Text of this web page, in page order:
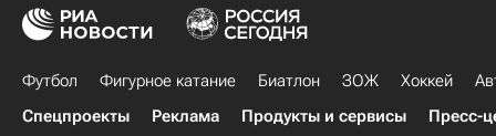
Футбол Фигурное катание Биатлон ЗОЖ Хоккей
Спецпроекты
Реклама Продукты и сервисы Пресс-